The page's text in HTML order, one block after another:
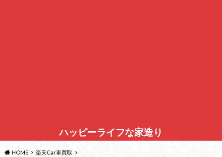
ハッピーライフな家造り
HOME
楽天Car車買取